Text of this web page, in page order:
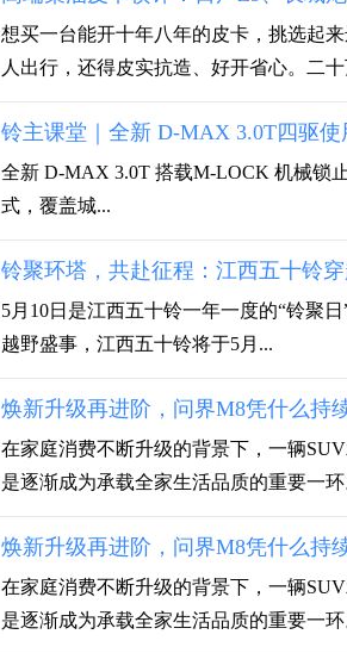
想买一台能开十年八年的皮卡，挑选起
人出行，还得皮实抗造、好开省心。二十
铃主课堂｜全新 D-MAX 3.0T四驱
全新 D-MAX 3.0T 搭载M-LOCK 机械锁
式，覆盖城...
铃聚环塔，共赴征程：江西五十铃
5月10日是江西五十铃一年一度的“铃聚
越野盛事，江西五十铃将于5月...
焕新升级再进阶，问界M8凭什么持
在家庭消费不断升级的背景下，一辆
是逐渐成为承载全家生活品质的重要一环
焕新升级再进阶，问界M8凭什么持
在家庭消费不断升级的背景下，一辆
是逐渐成为承载全家生活品质的重要一环